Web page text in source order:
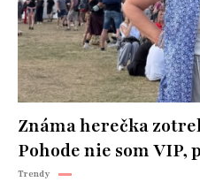
Známa herečka
Pohode nie som
Trendy